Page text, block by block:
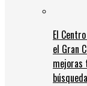
El
el Gran
mejoras